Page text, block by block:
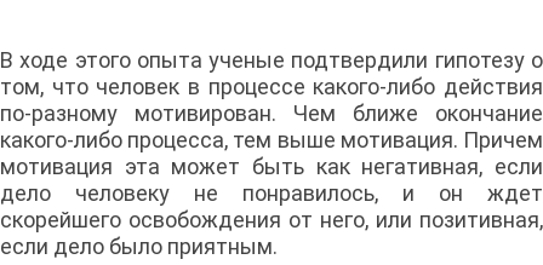
В ходе этого опыта ученые подтвердили гипотезу о
том, что человек в процессе какого-либо действия
по-разному мотивирован. Чем ближе окончание
какого-либо процесса, тем выше мотивация. Причем
мотивация эта может быть как негативная, если
дело человеку не понравилось, и он ждет
скорейшего освобождения от него, или позитивная,
если дело было приятным.